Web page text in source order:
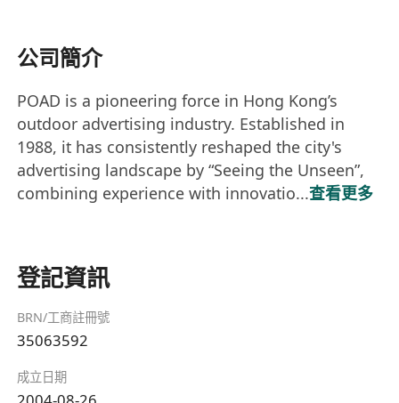
公司簡介
POAD is a pioneering force in Hong Kong’s
outdoor advertising industry. Established in
1988, it has consistently reshaped the city's
advertising landscape by “Seeing the Unseen”,
combining experience with innovatio...查看更多
登記資訊
BRN/工商註冊號
35063592
成立日期